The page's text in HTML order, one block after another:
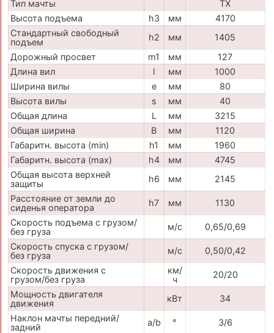
Тип мачты
TX
Высота подъема
h3 мм
4170
Стандартный свободный
подъем
h2 мм
1405
Дорожный просвет
m1 мм
127
Длина вил
l мм
1000
Ширина вилы
e мм
80
Высота вилы
s мм
40
Общая длина
L мм
3215
Общая ширина
B мм
1120
Габаритн. высота (min)
h1 мм
1960
Габаритн. высота (max)
h4 мм
4745
Общая высота верхней
защиты
h6 мм
2145
Расстояние от земли до
сиденья оператора
h7 мм
1130
Скорость подъема с грузом/
без груза
м/с
0,65/0,69
Скорость спуска с грузом/
без груза
м/с
0,50/0,42
Скорость движения с
грузом/без груза
км/
ч
20/20
Мощность двигателя
движения
кВт
34
Наклон мачты передний/
задний
a/b °
3/6